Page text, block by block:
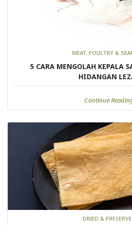
MEAT, POULTRY &
5 CARA MENGOLAH KEPALA
HIDANGAN
Continue
DRIED &